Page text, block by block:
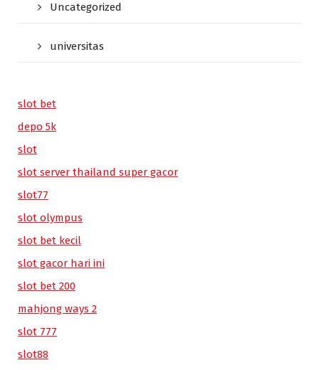
Uncategorized
universitas
slot bet
depo 5k
slot
slot server thailand super gacor
slot77
slot olympus
slot bet kecil
slot gacor hari ini
slot bet 200
mahjong ways 2
slot 777
slot88